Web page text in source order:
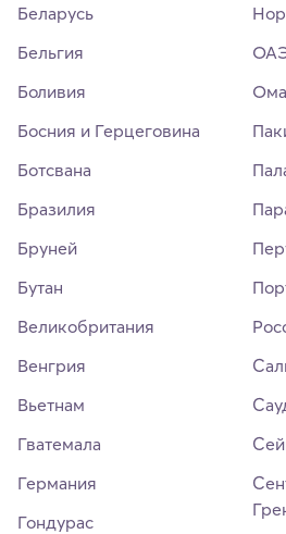
Беларусь
Бельгия
Боливия
Босния и Герцеговина
Ботсвана
Бразилия
Бруней
Бутан
Великобритания
Венгрия
Вьетнам
Гватемала
Германия
Гондурас